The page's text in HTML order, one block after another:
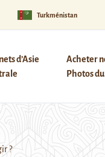
Turkménistan
d’Asie
Acheter
Photos
?